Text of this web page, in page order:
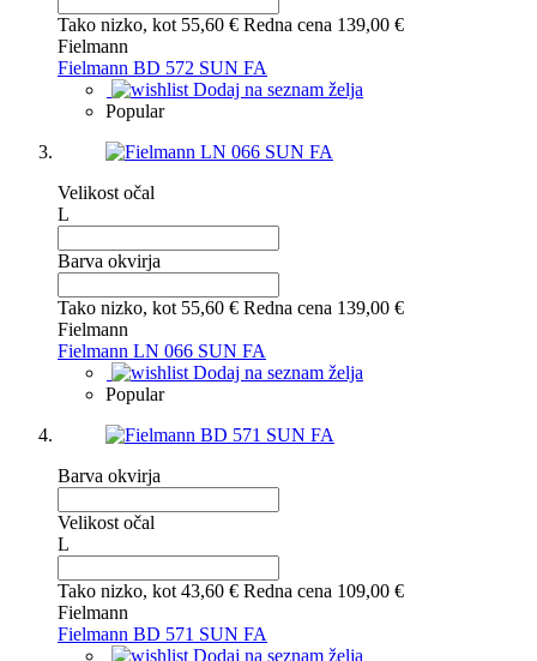
Tako nizko, kot 55,60 € Redna cena 139,00 €
Fielmann
Fielmann BD 572 SUN FA
Dodaj na seznam želja
Popular
Velikost očal
L
Barva okvirja
Tako nizko, kot 55,60 € Redna cena 139,00 €
Fielmann
Fielmann LN 066 SUN FA
Dodaj na seznam želja
Popular
Barva okvirja
Velikost očal
L
Tako nizko, kot 43,60 € Redna cena 109,00 €
Fielmann
Fielmann BD 571 SUN FA
Dodaj na seznam želja